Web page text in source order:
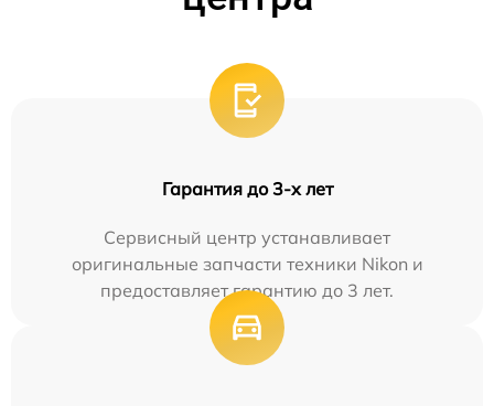
Гарантия до 3-х лет
Сервисный центр устанавливает
оригинальные запчасти техники Nikon и
предоставляет гарантию до 3 лет.